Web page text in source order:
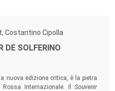
Costantino Cipolla
DE SOLFERINO
nuova edizione critica, è la pietra
Internazionale. Il Souvenir